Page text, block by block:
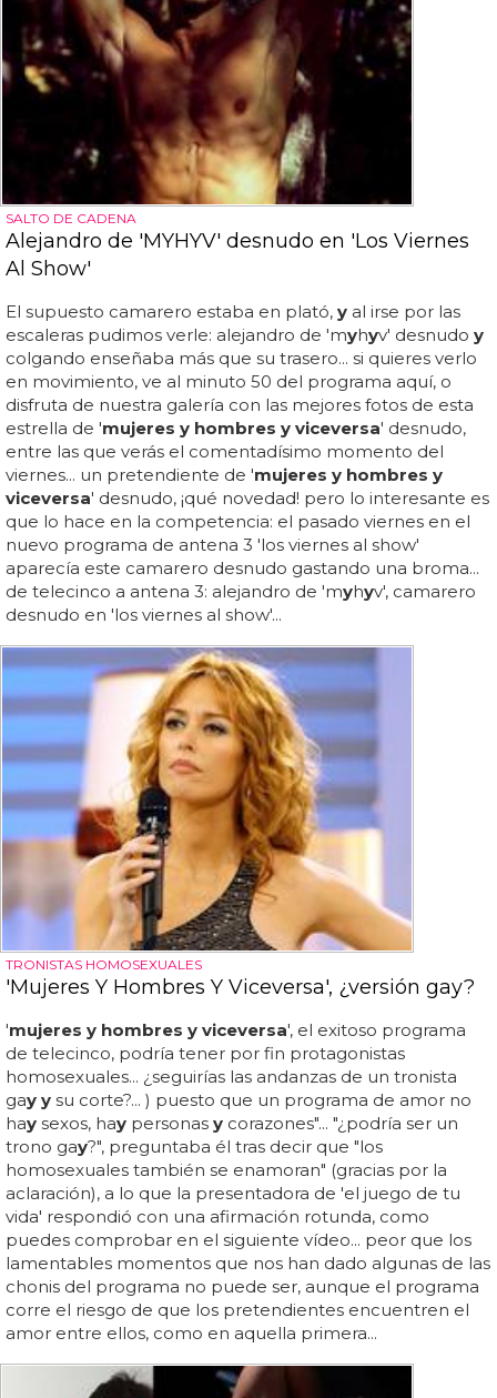
SALTO DE CADENA
Alejandro de 'MYHYV' desnudo en 'Los Viernes
Al Show'
El supuesto camarero estaba en plató, y al irse por las
escaleras pudimos verle: alejandro de 'myhyv' desnudo y
colgando enseñaba más que su trasero... si quieres verlo
en movimiento, ve al minuto 50 del programa aquí, o
disfruta de nuestra galería con las mejores fotos de esta
estrella de 'mujeres y hombres y viceversa' desnudo,
entre las que verás el comentadísimo momento del
viernes... un pretendiente de 'mujeres y hombres y
viceversa' desnudo, ¡qué novedad! pero lo interesante es
que lo hace en la competencia: el pasado viernes en el
nuevo programa de antena 3 'los viernes al show'
aparecía este camarero desnudo gastando una broma...
de telecinco a antena 3: alejandro de 'myhyv', camarero
desnudo en 'los viernes al show'...
TRONISTAS HOMOSEXUALES
'Mujeres Y Hombres Y Viceversa', ¿versión gay?
'mujeres y hombres y viceversa', el exitoso programa
de telecinco, podría tener por fin protagonistas
homosexuales... ¿seguirías las andanzas de un tronista
gay y su corte?... ) puesto que un programa de amor no
hay sexos, hay personas y corazones"... "¿podría ser un
trono gay?", preguntaba él tras decir que "los
homosexuales también se enamoran" (gracias por la
aclaración), a lo que la presentadora de 'el juego de tu
vida' respondió con una afirmación rotunda, como
puedes comprobar en el siguiente vídeo... peor que los
lamentables momentos que nos han dado algunas de las
chonis del programa no puede ser, aunque el programa
corre el riesgo de que los pretendientes encuentren el
amor entre ellos, como en aquella primera...